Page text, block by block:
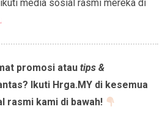
media sosial rasmi mereka di
promosi atau tips &
Ikuti Hrga.MY di kesemua
rasmi kami di bawah!